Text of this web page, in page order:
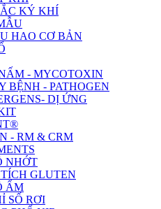
KÝ KHÍ
HAO CƠ BẢN
- MYCOTOXIN
BỆNH - PATHOGEN
DỊ ỨNG
- RM & CRM
NHỚT
GLUTEN
ẨM
SỐ RƠI